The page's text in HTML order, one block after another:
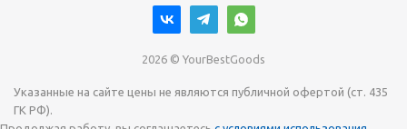
2026 © YourBestGoods
Указанные на сайте цены не являются публичной офертой (ст. 435
ГК РФ).